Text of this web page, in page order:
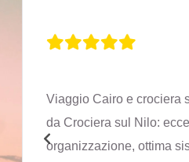
Viaggio Cairo e crociera
da Crociera sul Nilo:
organizzazione, ottima